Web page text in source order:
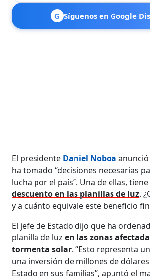
G Síguenos en Google
El presidente Daniel Noboa
ha tomado “decisiones necesarias
lucha por el país”. Una de ellas,
descuento en las planillas de luz.
y a cuánto equivale este beneficio
El jefe de Estado dijo que ha
planilla de luzen las zonas
tormenta solar. “Esto representa
una inversión de millones de
Estado en sus familias”, apuntó el